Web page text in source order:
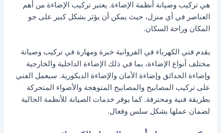
هي تركيب وصيانة أنظمة الإضاءة. يعتبر تركيب الإضاءة من أهم
العناصر في أي منزل، حيث يمكن أن يؤثر بشكل كبير على جو
المكان وراحة السكان.
يقدم فني الكهرباء في الفروانية خبرة ومهارة في تركيب وصيانة
مختلف أنواع الإضاءة، بما في ذلك الإضاءة الداخلية والخارجية
وإضاءة الحدائق وإضاءة الأمان والإضاءة الديكورية. سيعمل الفني
على تركيب المصابيح والمصابيح المتوهجة والأضواء المتحركة
بطريقة فنية ومحترفة. كما يوفر خدمات الصيانة للأنظمة الحالية
لضمان عملها بشكل سلس وفعال.